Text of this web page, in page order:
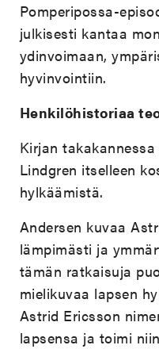
Pomperipossa-
julkisesti kantaa
ydinvoimaan,
hyvinvointiin.
Henkilöhistoriaa
Kirjan
Lindgren itselleen
hylkäämistä.
Andersen kuvaa
lämpimästi ja
tämän ratkaisuja
mielikuvaa lapsen
Astrid Ericsson
lapsensa ja toimi